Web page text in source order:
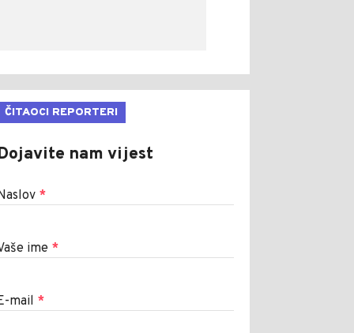
ČITAOCI REPORTERI
nam vijest
*
ime *
mail *